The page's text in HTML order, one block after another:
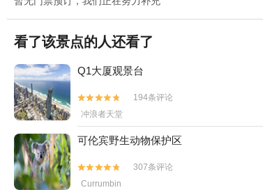
看了该景点的人还看了
Q1大厦观景台


194条评论
冲浪者天堂
可伦宾野生动物保护区


307条评论
Currumbin